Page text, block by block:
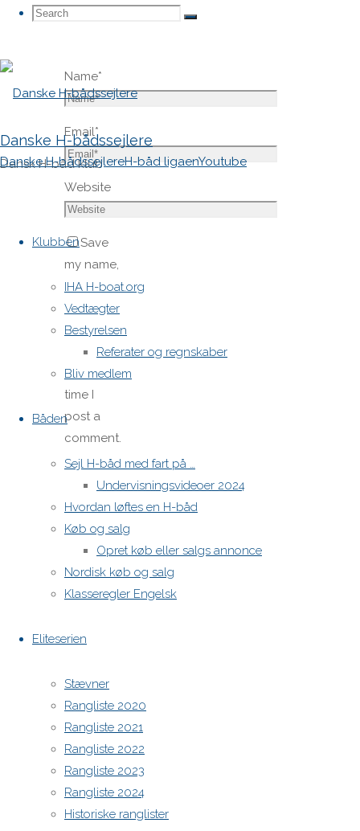
Search
Search
Search
Danske H-bådssejlere
Dansk H-båd klub
Danske H-bådssejlereH-båd ligaenYoutube
Klubben
IHA H-boat.org
Vedtægter
Bestyrelsen
Referater og regnskaber
Bliv medlem
Båden
Sejl H-båd med fart på …
Undervisningsvideoer 2024
Hvordan løftes en H-båd
Køb og salg
Opret køb eller salgs annonce
Nordisk køb og salg
Klasseregler Engelsk
Eliteserien
Stævner
Rangliste 2020
Rangliste 2021
Rangliste 2022
Rangliste 2023
Rangliste 2024
Historiske ranglister
Name*
Email*
Website
Save
my name,
email,
and site
URL in my
browser
for next
time I
post a
comment.
H-båds kalenderen i Europa
Powered by